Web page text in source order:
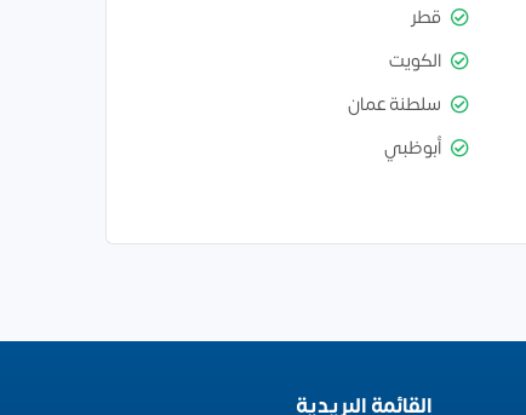
قطر
الكويت
سلطنة عمان
أبوظبي
القائمة البريدية